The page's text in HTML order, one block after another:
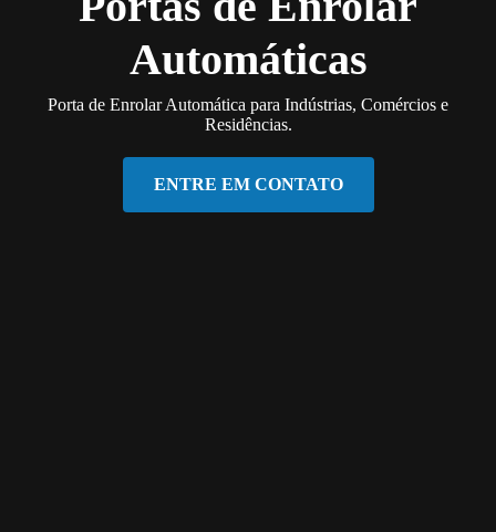
Automáticas
Porta de Enrolar Automática para Indústrias, Comércios e
Residências.
ENTRE EM CONTATO